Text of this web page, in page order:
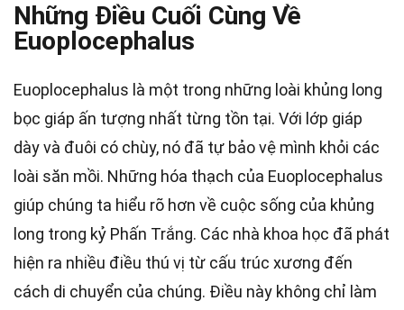
Những Điều Cuối Cùng Về
Euoplocephalus
Euoplocephalus là một trong những loài khủng long
bọc giáp ấn tượng nhất từng tồn tại. Với lớp giáp
dày và đuôi có chùy, nó đã tự bảo vệ mình khỏi các
loài săn mồi. Những hóa thạch của Euoplocephalus
giúp chúng ta hiểu rõ hơn về cuộc sống của khủng
long trong kỷ Phấn Trắng. Các nhà khoa học đã phát
hiện ra nhiều điều thú vị từ cấu trúc xương đến
cách di chuyển của chúng. Điều này không chỉ làm